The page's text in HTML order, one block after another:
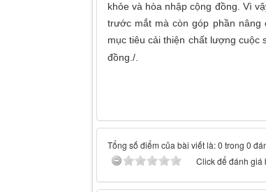
khỏe và hòa nhập cộng đồng. Vì
trước mắt mà còn góp phần
mục tiêu cải thiện chất lượng cuộc
đồng./.
Tổng số điểm của bài viết là: 0 trong 0
Click để đánh giá